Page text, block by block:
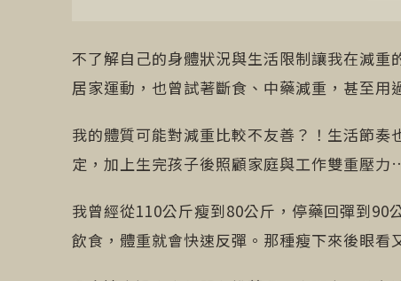
不了解自己的身體狀況與生活限制讓我在減
居家運動，也曾試著斷食、中藥減重，甚至用
我的體質可能對減重比較不友善？！生活節
定，加上生完孩子後照顧家庭與工作雙重壓
我曾經從110公斤瘦到80公斤，停藥回彈到90
飲食，體重就會快速反彈。那種瘦下來後眼看